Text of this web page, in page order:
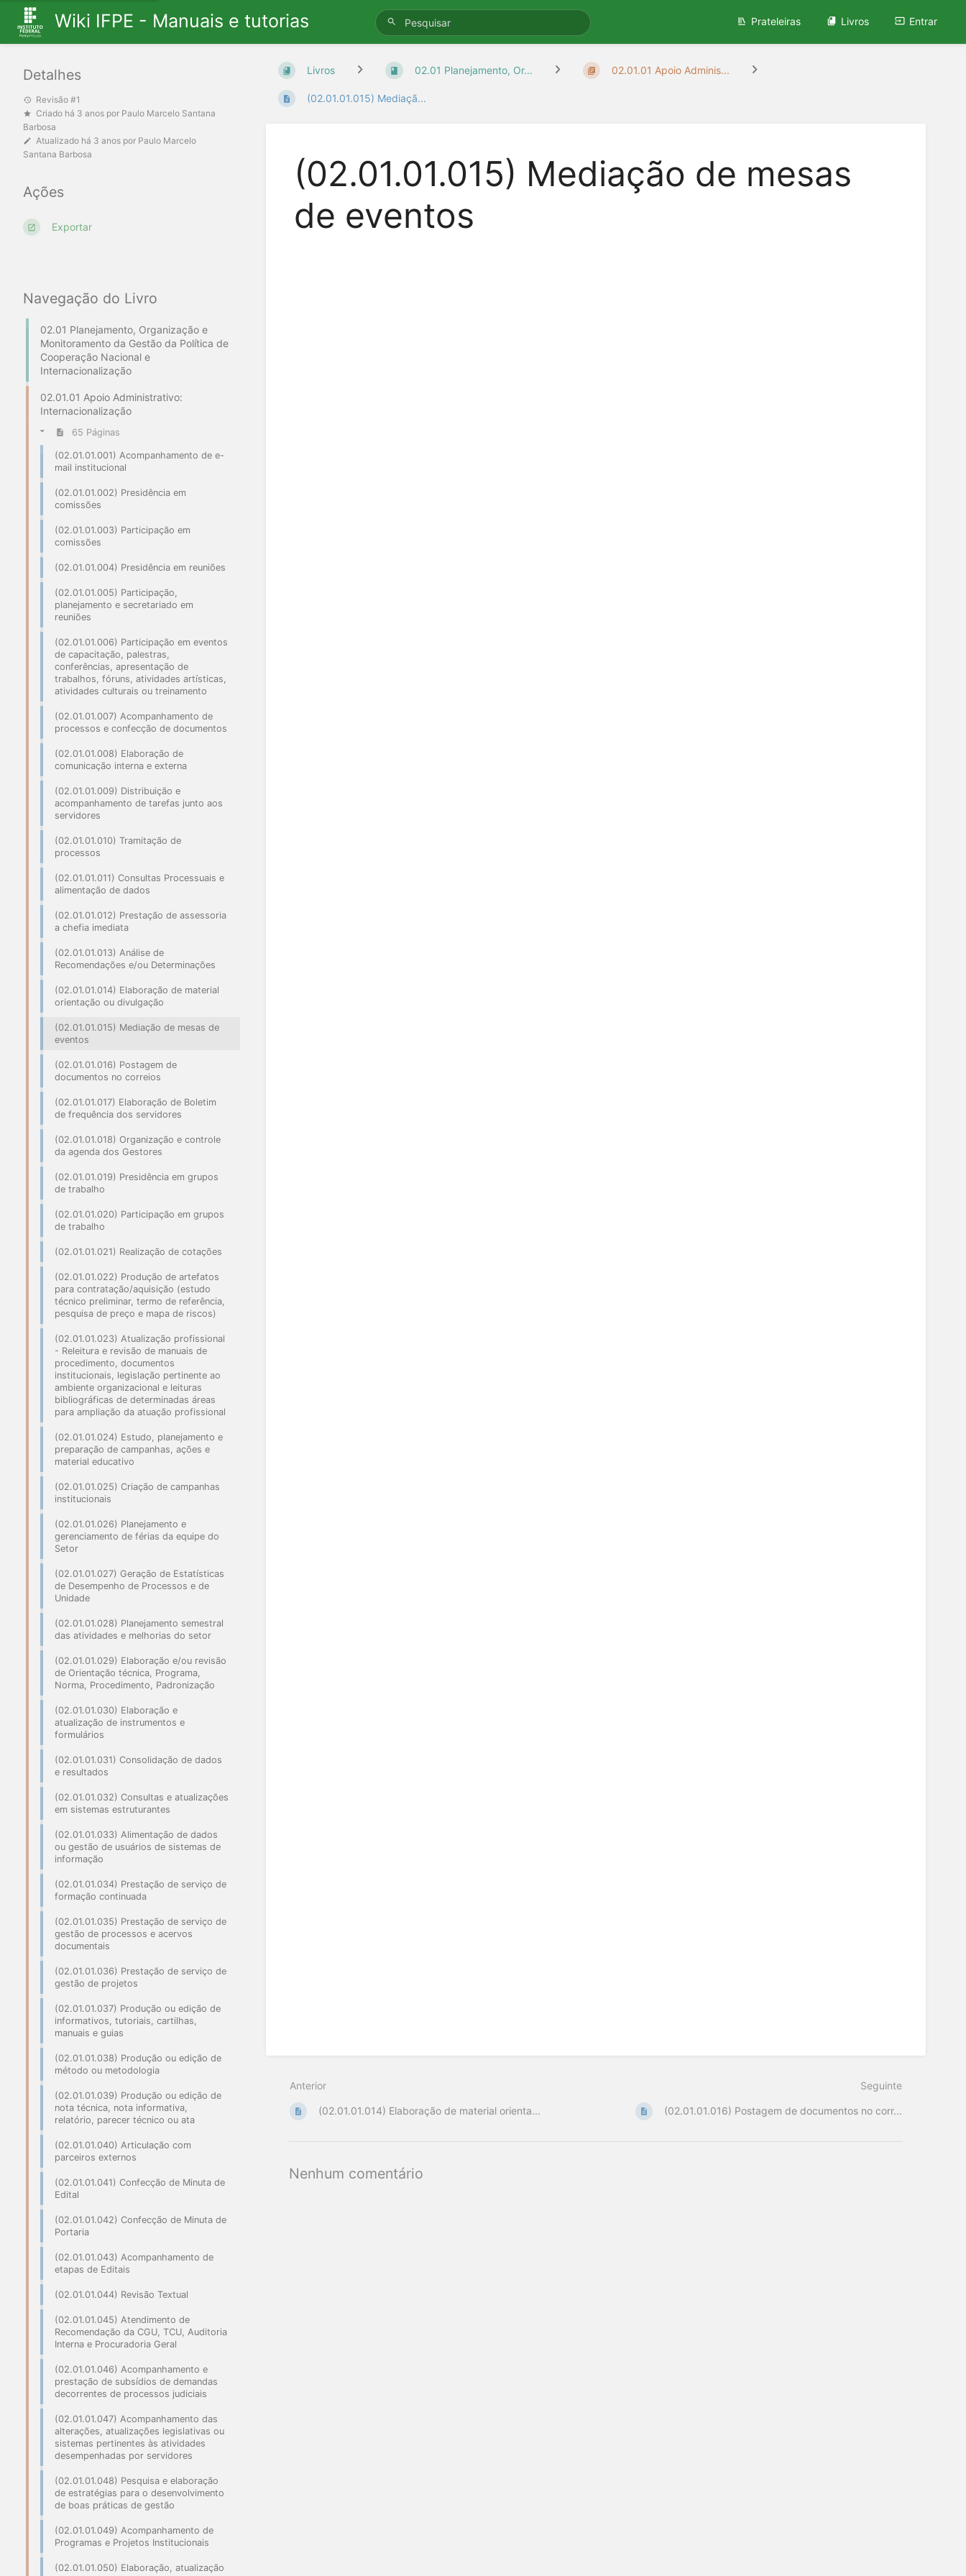
Wiki IFPE - Manuais e tutorias Prateleiras Livros Entrar
Navegação do Livro
02.01 Planejamento, Organização e
Monitoramento da Gestão da Política de
Cooperação Nacional e
Internacionalização
02.01.01 Apoio Administrativo:
Internacionalização
65 Páginas
(02.01.01.001) Acompanhamento de e-
mail institucional
(02.01.01.002) Presidência em
comissões
(02.01.01.003) Participação em
comissões
(02.01.01.004) Presidência em reuniões
(02.01.01.005) Participação,
planejamento e secretariado em
reuniões
(02.01.01.006) Participação em eventos
de capacitação, palestras,
conferências, apresentação de
trabalhos, fóruns, atividades artísticas,
atividades culturais ou treinamento
(02.01.01.007) Acompanhamento de
processos e confecção de documentos
(02.01.01.008) Elaboração de
comunicação interna e externa
(02.01.01.009) Distribuição e
acompanhamento de tarefas junto aos
servidores
(02.01.01.010) Tramitação de
processos
(02.01.01.011) Consultas Processuais e
alimentação de dados
(02.01.01.012) Prestação de assessoria
a chefia imediata
(02.01.01.013) Análise de
Recomendações e/ou Determinações
(02.01.01.014) Elaboração de material
orientação ou divulgação
(02.01.01.015) Mediação de mesas de
eventos
(02.01.01.016) Postagem de
documentos no correios
(02.01.01.017) Elaboração de Boletim
de frequência dos servidores
(02.01.01.018) Organização e controle
da agenda dos Gestores
(02.01.01.019) Presidência em grupos
de trabalho
(02.01.01.020) Participação em grupos
de trabalho
(02.01.01.021) Realização de cotações
(02.01.01.022) Produção de artefatos
para contratação/aquisição (estudo
técnico preliminar, termo de referência,
pesquisa de preço e mapa de riscos)
(02.01.01.023) Atualização profissional
- Releitura e revisão de manuais de
procedimento, documentos
institucionais, legislação pertinente ao
ambiente organizacional e leituras
bibliográficas de determinadas áreas
para ampliação da atuação profissional
(02.01.01.024) Estudo, planejamento e
preparação de campanhas, ações e
material educativo
(02.01.01.025) Criação de campanhas
institucionais
(02.01.01.026) Planejamento e
gerenciamento de férias da equipe do
Setor
(02.01.01.027) Geração de Estatísticas
de Desempenho de Processos e de
Unidade
(02.01.01.028) Planejamento semestral
das atividades e melhorias do setor
(02.01.01.029) Elaboração e/ou revisão
de Orientação técnica, Programa,
Norma, Procedimento, Padronização
(02.01.01.030) Elaboração e
atualização de instrumentos e
formulários
(02.01.01.031) Consolidação de dados
e resultados
(02.01.01.032) Consultas e atualizações
em sistemas estruturantes
(02.01.01.033) Alimentação de dados
ou gestão de usuários de sistemas de
informação
(02.01.01.034) Prestação de serviço de
formação continuada
(02.01.01.035) Prestação de serviço de
gestão de processos e acervos
documentais
(02.01.01.036) Prestação de serviço de
gestão de projetos
(02.01.01.037) Produção ou edição de
informativos, tutoriais, cartilhas,
manuais e guias
(02.01.01.038) Produção ou edição de
método ou metodologia
(02.01.01.039) Produção ou edição de
nota técnica, nota informativa,
relatório, parecer técnico ou ata
(02.01.01.040) Articulação com
parceiros externos
(02.01.01.041) Confecção de Minuta de
Edital
(02.01.01.042) Confecção de Minuta de
Portaria
(02.01.01.043) Acompanhamento de
etapas de Editais
(02.01.01.044) Revisão Textual
(02.01.01.045) Atendimento de
Recomendação da CGU, TCU, Auditoria
Interna e Procuradoria Geral
(02.01.01.046) Acompanhamento e
prestação de subsídios de demandas
decorrentes de processos judiciais
(02.01.01.047) Acompanhamento das
alterações, atualizações legislativas ou
sistemas pertinentes às atividades
desempenhadas por servidores
(02.01.01.048) Pesquisa e elaboração
de estratégias para o desenvolvimento
de boas práticas de gestão
(02.01.01.049) Acompanhamento de
Programas e Projetos Institucionais
(02.01.01.050) Elaboração, atualização
Livros 02.01 Planejamento, Or... 02.01.01 Apoio Adminis...
(02.01.01.015) Mediaçã...
(02.01.01.015) Mediação de mesas
de eventos
Anterior
(02.01.01.014) Elaboração de material orienta...
Seguinte
(02.01.01.016) Postagem de documentos no corr...
Nenhum comentário
Detalhes
Revisão #1
Criado há 3 anos por Paulo Marcelo Santana
Barbosa
Atualizado há 3 anos por Paulo Marcelo
Santana Barbosa
Ações
Exportar